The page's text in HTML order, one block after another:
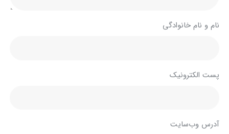
نام و نام خانوادگی
پست الکترونیک
آدرس وب‌سایت